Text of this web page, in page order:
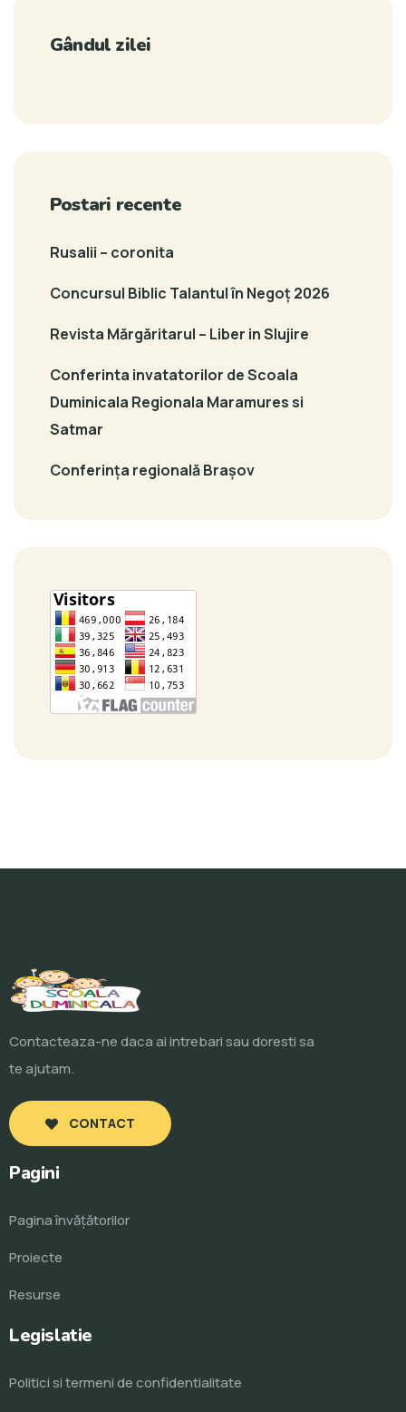
Gândul zilei
Postari recente
Rusalii – coronita
Concursul Biblic Talantul în Negoț 2026
Revista Mărgăritarul – Liber in Slujire
Conferinta invatatorilor de Scoala
Duminicala Regionala Maramures si
Satmar
Conferința regională Brașov
Contacteaza-ne daca ai intrebari sau doresti sa
te ajutam.
CONTACT
Pagini
Pagina învăţătorilor
Proiecte
Resurse
Legislatie
Politici si termeni de confidentialitate